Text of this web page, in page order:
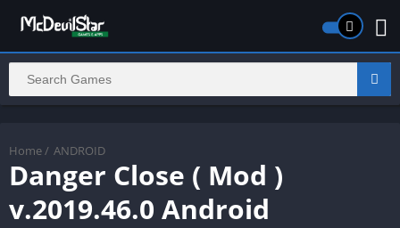
Home / ANDROID
Danger Close ( Mod )
v.2019.46.0 Android